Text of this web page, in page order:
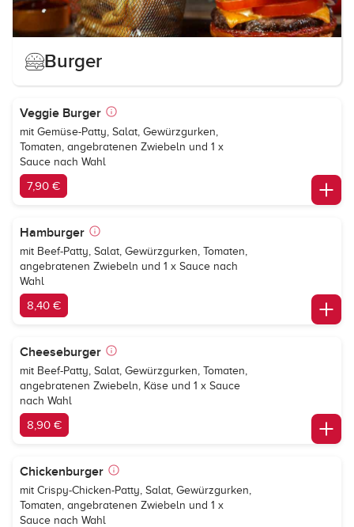
Burger
Veggie Burger
mit Gemüse-Patty, Salat, Gewürzgurken,
Tomaten, angebratenen Zwiebeln und 1 x
Sauce nach Wahl
7,90 €
Hamburger
mit Beef-Patty, Salat, Gewürzgurken, Tomaten,
angebratenen Zwiebeln und 1 x Sauce nach
Wahl
8,40 €
Cheeseburger
mit Beef-Patty, Salat, Gewürzgurken, Tomaten,
angebratenen Zwiebeln, Käse und 1 x Sauce
nach Wahl
8,90 €
Chickenburger
mit Crispy-Chicken-Patty, Salat, Gewürzgurken,
Tomaten, angebratenen Zwiebeln und 1 x
Sauce nach Wahl